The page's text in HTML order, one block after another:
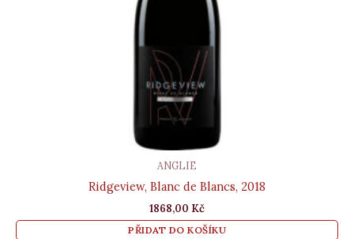
ANGLIE
Ridgeview, Blanc de Blancs, 2018
1868,00 Kč
PŘIDAT DO KOŠÍKU